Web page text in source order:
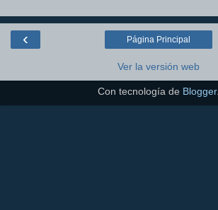
‹ Página Principal
Ver la versión web
Con tecnología de Blogger.